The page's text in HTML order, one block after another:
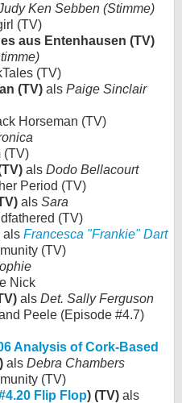
Ken Sebben (Stimme)
(TV)
aus Entenhausen (TV)
(TV)
(TV) als Paige Sinclair
Horseman (TV)
(TV)
als Dodo Bellacourt
Period (TV)
als Sara
(TV)
als Francesca "Frankie" Dart
(TV)
Nick
als Det. Sally Ferguson
Peele (Episode #4.7)
Analysis of Cork-Based
als Debra Chambers
(TV)
Flip Flop) (TV) als